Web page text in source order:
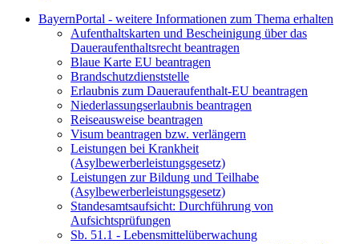
BayernPortal - weitere Informationen zum Thema erhalten
Aufenthaltskarten und Bescheinigung über das
Daueraufenthaltsrecht beantragen
Blaue Karte EU beantragen
Brandschutzdienststelle
Erlaubnis zum Daueraufenthalt-EU beantragen
Niederlassungserlaubnis beantragen
Reiseausweise beantragen
Visum beantragen bzw. verlängern
Leistungen bei Krankheit
(Asylbewerberleistungsgesetz)
Leistungen zur Bildung und Teilhabe
(Asylbewerberleistungsgesetz)
Standesamtsaufsicht: Durchführung von
Aufsichtsprüfungen
Sb. 51.1 - Lebensmittelüberwachung